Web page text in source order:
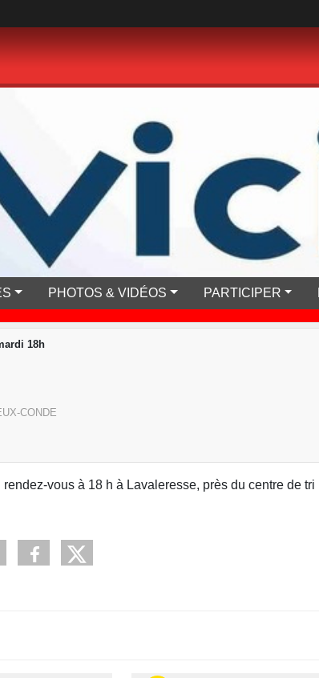
PHOTOS & VIDÉOS PARTICIPER
18h
CONDE
vous à 18 h à Lavaleresse, près du centre de tri